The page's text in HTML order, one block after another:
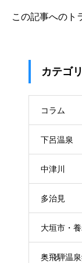
この記事へのト
カテゴ
コラム
下呂温泉
中津川
多治見
大垣市・
奥飛騨温